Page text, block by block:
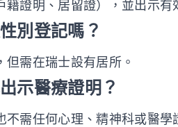
證明、居留證），並出示有
別登記嗎？
需在瑞士設有居所。
示醫療證明？
需任何心理、精神科或醫